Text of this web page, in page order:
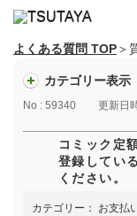
よくある質問 TOP＞
カテゴリー表示
No : 59340 更新日
コミック定
登録してい
ください。
カテゴリー：
お支払